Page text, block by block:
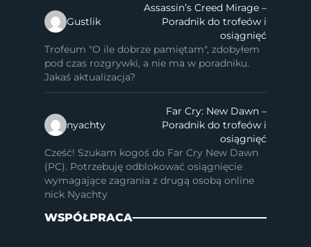
Gustlik
Assassin’s Creed Mirage –
Poradnik do trofeów i
osiągnięć
Trofeum "O ile dobrze pamiętam", zdobyłem
pod czas rozgrywki, a nie ma w poradniku.
Jakaś aktualizacja?
nyachty
Far Cry: New Dawn –
Poradnik do trofeów i
osiągnięć
Cześć! Szukam kogoś do Far Cry New Dawn
(PC). Potrzebuję odblokować osiągnięcie
wymagające zagrania z drugą osobą online
nick Nyachty
WSPÓŁPRACA